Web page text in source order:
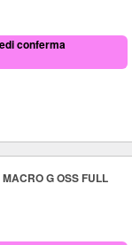
conferma
G OSS FULL